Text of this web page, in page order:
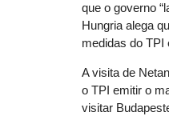
que o governo
Hungria alega
medidas do TPI
A visita de
o TPI emitir o
visitar